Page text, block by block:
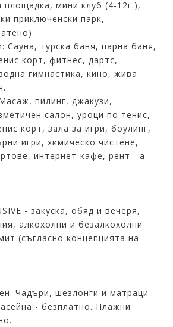
площадка, мини клуб (4-12г.),
приключенски парк,
Сауна, турска баня, парна баня,
корт, фитнес, дартс,
гимнастика, кино, жива
пилинг, джакузи,
салон, уроци по тенис,
корт, зала за игри, боулинг,
игри, химическо чистене,
интернет-кафе, рент - а
- закуска, обяд и вечеря,
алкохолни и безалкохолни
(съгласно концепцията на
Чадъри, шезлонги и матраци
- безплатно. Плажни